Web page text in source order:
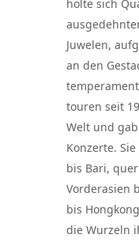
holte sich
Juwelen,
an den
touren seit
Welt und
Konzerte.
bis Bari,
Vorderasien
bis
die Wurzeln